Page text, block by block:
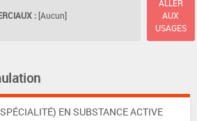
: [Aucun]
ALLER
AUX
USAGES
EN SUBSTANCE ACTIVE